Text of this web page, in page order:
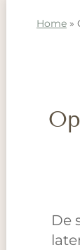
Home»
De